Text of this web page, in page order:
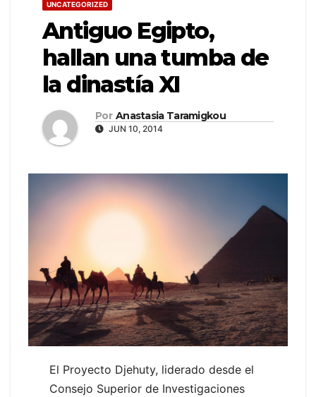
UNCATEGORIZED
Antiguo Egipto,
hallan una tumba de
la dinastía XI
Por Anastasia Taramigkou
JUN 10, 2014
El Proyecto Djehuty, liderado desde el
Consejo Superior de Investigaciones